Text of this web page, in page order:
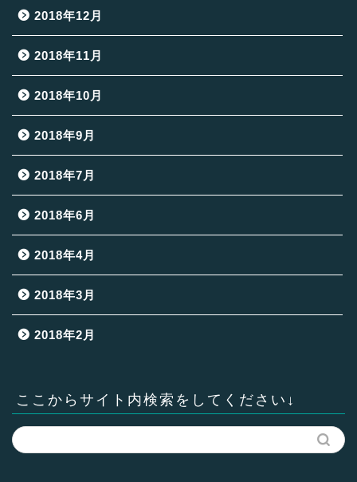
2018年12月
2018年11月
2018年10月
2018年9月
2018年7月
2018年6月
2018年4月
2018年3月
2018年2月
ここからサイト内検索をしてください↓